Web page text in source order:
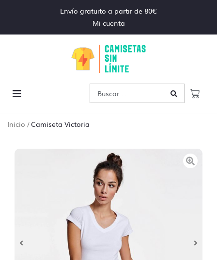
Envío gratuito a partir de 80€
Mi cuenta
Inicio /Camiseta Victoria